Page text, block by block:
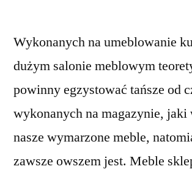
Wykonanych na umeblowanie
dużym salonie meblowym
powinny egzystować tańsze od
wykonanych na magazynie, jaki
nasze wymarzone meble,
zawsze owszem jest. Meble